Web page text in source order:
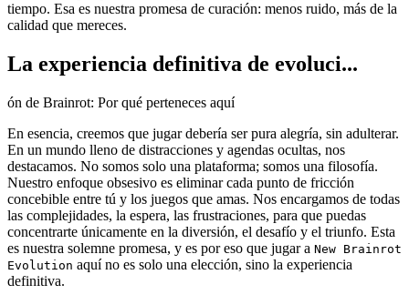
tiempo. Esa es nuestra promesa de curación: menos ruido, más de la
calidad que mereces.
La experiencia definitiva de evoluci...
ón de Brainrot: Por qué perteneces aquí
En esencia, creemos que jugar debería ser pura alegría, sin adulterar.
En un mundo lleno de distracciones y agendas ocultas, nos
destacamos. No somos solo una plataforma; somos una filosofía.
Nuestro enfoque obsesivo es eliminar cada punto de fricción
concebible entre tú y los juegos que amas. Nos encargamos de todas
las complejidades, la espera, las frustraciones, para que puedas
concentrarte únicamente en la diversión, el desafío y el triunfo. Esta
es nuestra solemne promesa, y es por eso que jugar a New Brainrot
Evolution aquí no es solo una elección, sino la experiencia
definitiva.